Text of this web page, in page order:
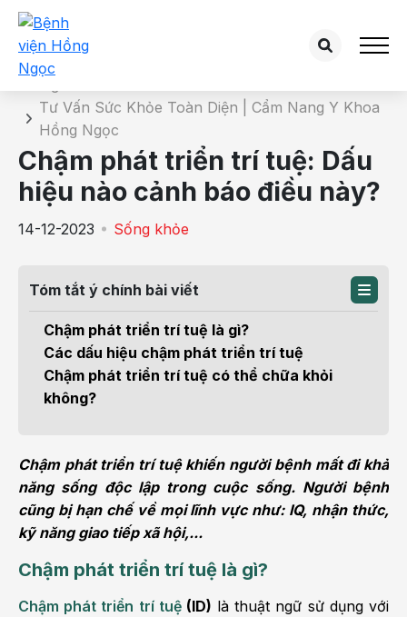
Chi tiết bài tư vấn
Tư Vấn Sức Khỏe Toàn Diện | Cẩm Nang Y Khoa
Hồng Ngọc
Chậm phát triển trí tuệ: Dấu
hiệu nào cảnh báo điều này?
14-12-2023 Sống khỏe
Tóm tắt ý chính bài viết
Chậm phát triển trí tuệ là gì?
Các dấu hiệu chậm phát triển trí tuệ
Chậm phát triển trí tuệ có thể chữa khỏi
không?
Chậm phát triển trí tuệ khiến người bệnh mất đi khả
năng sống độc lập trong cuộc sống. Người bệnh
cũng bị hạn chế về mọi lĩnh vực như: IQ, nhận thức,
kỹ năng giao tiếp xã hội,...
Chậm phát triển trí tuệ là gì?
Chậm phát triển trí tuệ(ID) là thuật ngữ sử dụng với